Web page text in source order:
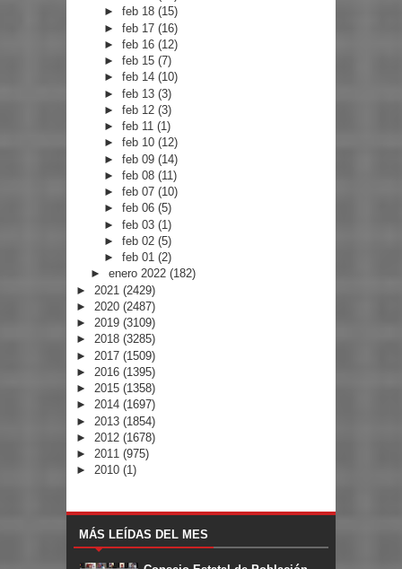
►feb 18(15)
►feb 17(16)
►feb 16(12)
►feb 15(7)
►feb 14(10)
►feb 13(3)
►feb 12(3)
►feb 11(1)
►feb 10(12)
►feb 09(14)
►feb 08(11)
►feb 07(10)
►feb 06(5)
►feb 03(1)
►feb 02(5)
►feb 01(2)
► enero 2022 (182)
► 2021 (2429)
► 2020 (2487)
► 2019 (3109)
► 2018 (3285)
► 2017 (1509)
► 2016 (1395)
► 2015 (1358)
► 2014 (1697)
► 2013 (1854)
► 2012 (1678)
► 2011 (975)
► 2010 (1)
MÁS LEÍDAS DEL MES